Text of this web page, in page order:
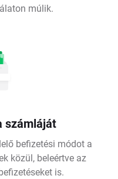
múlik.
számláját
befizetési módot a
közül, beleértve az
is.